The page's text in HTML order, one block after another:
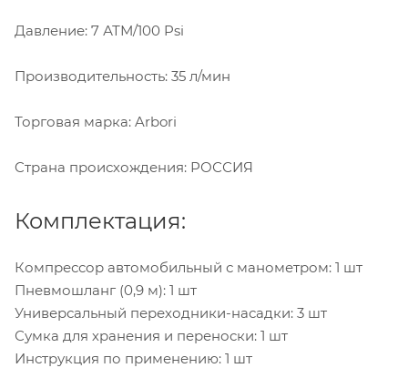
Давление: 7 АТМ/100 Psi
Производительность: 35 л/мин
Торговая марка: Arbori
Cтрана происхождения: РОССИЯ
Комплектация:
Компрессор автомобильный с манометром: 1 шт
Пневмошланг (0,9 м): 1 шт
Универсальный переходники-насадки: 3 шт
Сумка для хранения и переноски: 1 шт
Инструкция по применению: 1 шт